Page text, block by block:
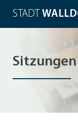
STADT
Sitzungen